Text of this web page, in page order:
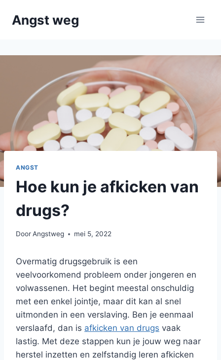
naarAngst weg
ANGST
Hoe kun je afkicken van
drugs?
DoorAngstweg mei 5, 2022
Overmatig drugsgebruik is een
veelvoorkomend probleem onder jongeren en
volwassenen. Het begint meestal onschuldig
met een enkel jointje, maar dit kan al snel
uitmonden in een verslaving. Ben je eenmaal
verslaafd, dan is afkicken van drugs vaak
lastig. Met deze stappen kun je jouw weg naar
herstel inzetten en zelfstandig leren afkicken